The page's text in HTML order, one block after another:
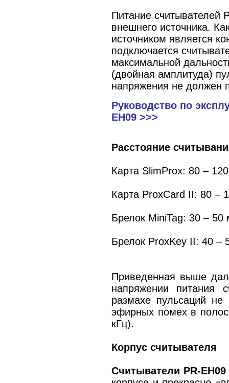
Питание считывателей
внешнего источника.
источником является
подключается
максимальной
(двойная амплитуда)
напряжения не должен
Руководство по
EH09 >>>
Расстояние
Карта SlimProx: 80 –
Карта ProxCard II: 80 –
Брелок MiniTag: 30 – 50
Брелок ProxKey II: 40 –
Приведенная выше
напряжении питания
размахе пульсаций
эфирных помех в
кГц).
Корпус считывателя
Считыватели PR-EH09